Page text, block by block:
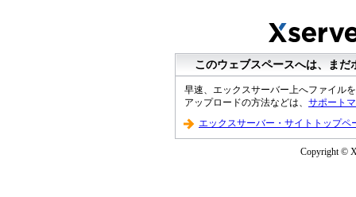
このウェブスペースへは、ま
早速、エックスサーバー上へファイル
アップロードの方法などは、 サポート
エックスサーバー・サイトトップペ
Copyright ©